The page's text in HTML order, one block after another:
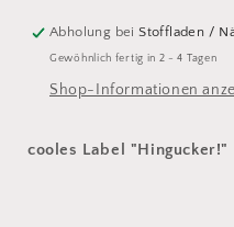
Abholung bei Stoffladen /
Gewöhnlich fertig in 2 - 4 Tagen
Shop-Informationen
cooles Label "Hingucker!"